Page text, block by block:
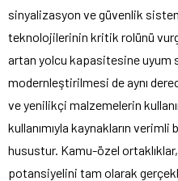
sinyalizasyon ve güvenlik
teknolojilerinin kritik rolünü
artan yolcu kapasitesine uyum
modernleştirilmesi de aynı
ve yenilikçi malzemelerin
kullanımıyla kaynakların verimli
husustur. Kamu-özel
potansiyelini tam olarak